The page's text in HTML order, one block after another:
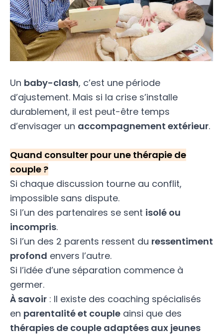
Un baby-clash, c’est une période
d’ajustement. Mais si la crise s’installe
durablement, il est peut-être temps
d’envisager un accompagnement extérieur.
Quand consulter pour une thérapie de
couple ?
Si chaque discussion tourne au conflit,
impossible sans dispute.
Si l’un des partenaires se sent isolé ou
incompris.
Si l’un des 2 parents ressent du ressentiment
profond envers l’autre.
Si l’idée d’une séparation commence à
germer.
À savoir : Il existe des coaching spécialisés
en parentalité et couple ainsi que des
thérapies de couple adaptées aux jeunes